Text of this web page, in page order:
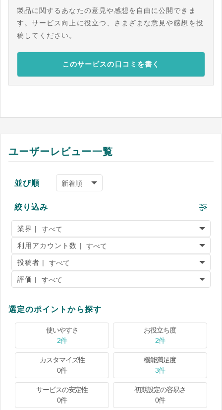
製品に関するあなたの意見や感想を自由に公開できま
す。サービス向上に役立つ、さまざまな意見や感想を投
稿してください。
このサービスの口コミを書く
ユーザーレビュー一覧
並び順
絞り込み
業界 |
利用アカウント数 |
投稿者 |
評価 |
選定のポイントから探す
使いやすさ
2件
お役立ち度
2件
カスタマイズ性
0件
機能満足度
3件
サービスの安定性
0件
初期設定の容易さ
0件